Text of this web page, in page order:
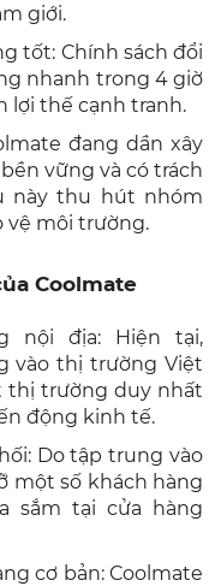
giới.
tốt: Chính sách đổi
nhanh trong 4 giờ
lợi thế cạnh tranh.
đang dần xây
vững và có trách
này thu hút nhóm
vệ môi trường.
Coolmate
nội địa: Hiện tại,
vào thị trường Việt
thị trường duy nhất
động kinh tế.
Do tập trung vào
một số khách hàng
sắm tại cửa hàng
cơ bản: Coolmate